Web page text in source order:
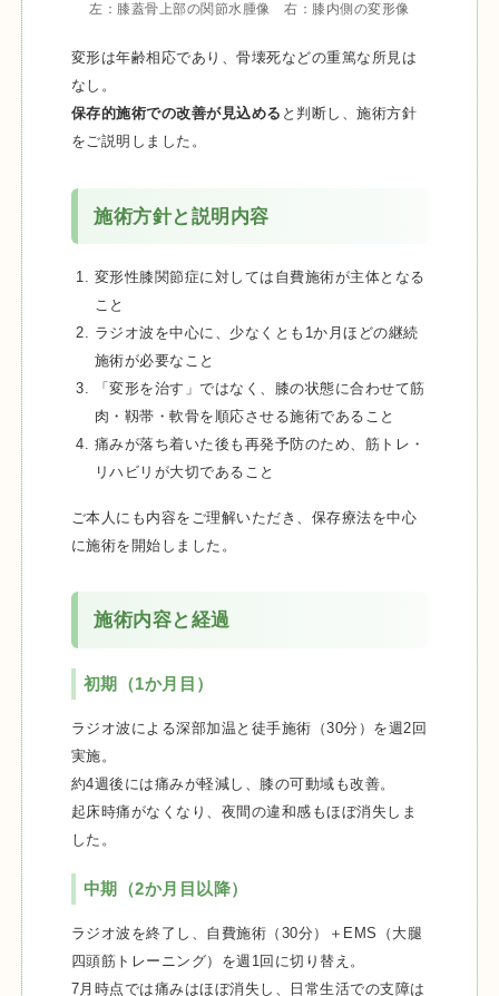
左：膝蓋骨上部の関節水腫像 右：膝内側の変形像
変形は年齢相応であり、骨壊死などの重篤な所見は
なし。
保存的施術での改善が見込める と判断し、施術方針
をご説明しました。
施術方針と説明内容
変形性膝関節症に対しては自費施術が主体となる
こと
ラジオ波を中心に、少なくとも1か月ほどの継続
施術が必要なこと
「変形を治す」ではなく、膝の状態に合わせて筋
肉・靱帯・軟骨を順応させる施術であること
痛みが落ち着いた後も再発予防のため、筋トレ・
リハビリが大切であること
ご本人にも内容をご理解いただき、保存療法を中心
に施術を開始しました。
施術内容と経過
初期（1か月目）
ラジオ波による深部加温と徒手施術（30分）を週2回
実施。
約4週後には痛みが軽減し、膝の可動域も改善。
起床時痛がなくなり、夜間の違和感もほぼ消失しま
した。
中期（2か月目以降）
ラジオ波を終了し、自費施術（30分）＋EMS（大腿
四頭筋トレーニング）を週1回に切り替え。
7月時点では痛みはほぼ消失し、日常生活での支障は